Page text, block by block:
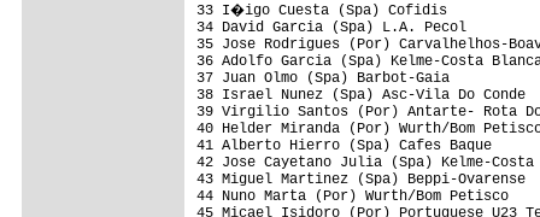
33 I�igo Cuesta (Spa) Cofidis
34 David Garcia (Spa) L.A. Pecol
35 Jose Rodrigues (Por) Carvalhelhos-
36 Adolfo Garcia (Spa) Kelme-Costa
37 Juan Olmo (Spa) Barbot-Gaia
38 Israel Nunez (Spa) Asc-Vila Do
39 Virgilio Santos (Por) Antarte- Rota
40 Helder Miranda (Por) Wurth/Bom
41 Alberto Hierro (Spa) Cafes
42 Jose Cayetano Julia (Spa) Kelme-
43 Miguel Martinez (Spa) Beppi-
44 Nuno Marta (Por) Wurth/Bom
45 Micael Isidoro (Por) Portuguese